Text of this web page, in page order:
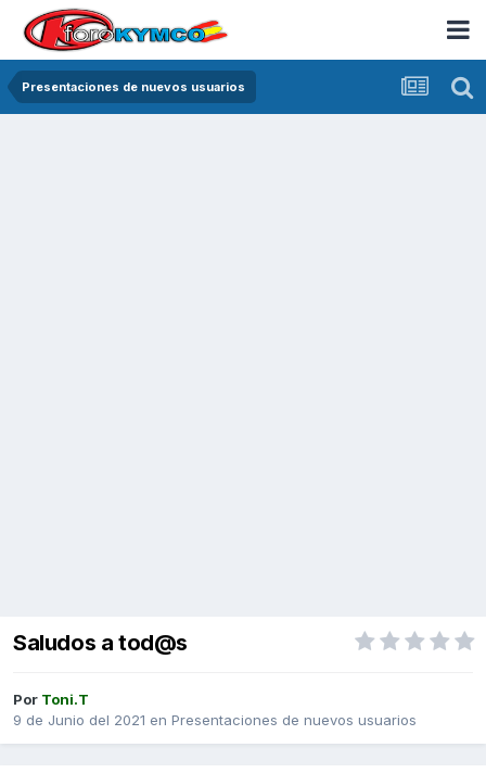
Presentaciones de nuevos usuarios
Saludos a tod@s
Por Toni.T
9 de Junio del 2021 en Presentaciones de nuevos usuarios